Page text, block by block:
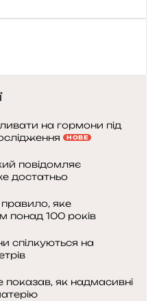
на гормони під
НОВЕ
повідомляє
достатньо
яке
понад 100 років
спілкуються на
як надмасивні